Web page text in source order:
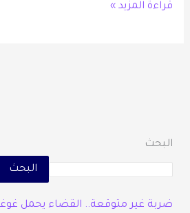
قراءة المزيد »
البحث
البحث
ضربة غير متوقعة.. القضاء يحمل